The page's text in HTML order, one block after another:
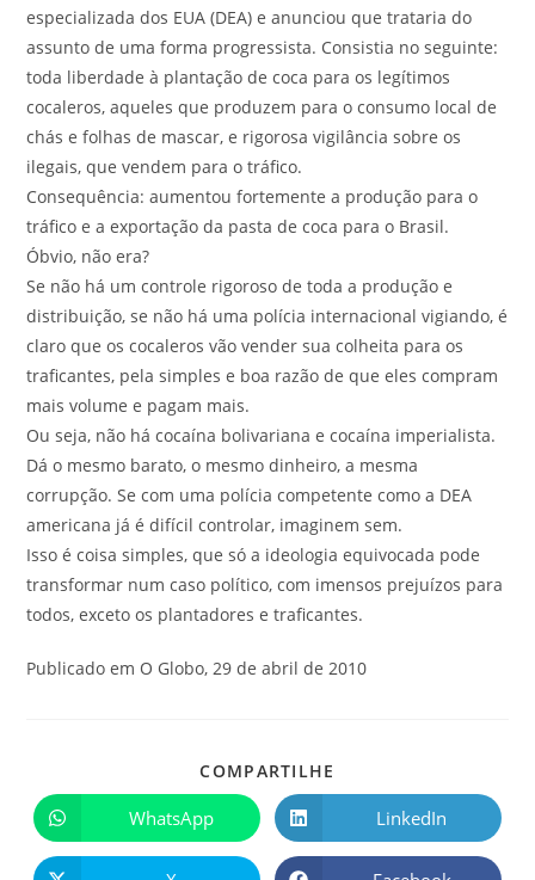
especializada dos EUA (DEA) e anunciou que trataria do
assunto de uma forma progressista. Consistia no seguinte:
toda liberdade à plantação de coca para os legítimos
cocaleros, aqueles que produzem para o consumo local de
chás e folhas de mascar, e rigorosa vigilância sobre os
ilegais, que vendem para o tráfico.
Consequência: aumentou fortemente a produção para o
tráfico e a exportação da pasta de coca para o Brasil.
Óbvio, não era?
Se não há um controle rigoroso de toda a produção e
distribuição, se não há uma polícia internacional vigiando, é
claro que os cocaleros vão vender sua colheita para os
traficantes, pela simples e boa razão de que eles compram
mais volume e pagam mais.
Ou seja, não há cocaína bolivariana e cocaína imperialista.
Dá o mesmo barato, o mesmo dinheiro, a mesma
corrupção. Se com uma polícia competente como a DEA
americana já é difícil controlar, imaginem sem.
Isso é coisa simples, que só a ideologia equivocada pode
transformar num caso político, com imensos prejuízos para
todos, exceto os plantadores e traficantes.
Publicado em O Globo, 29 de abril de 2010
COMPARTILHE
WhatsApp LinkedIn